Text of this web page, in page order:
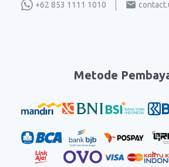
+62 853 1111 1010
Metode